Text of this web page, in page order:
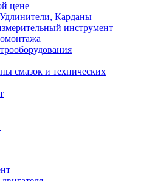
цене
Карданы
инструмент
смазок и технических